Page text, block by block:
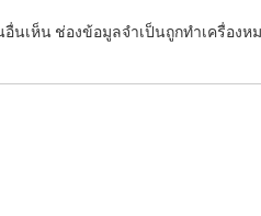
อื่นเห็น ช่องข้อมูลจำเป็นถูกทำเครื่องห